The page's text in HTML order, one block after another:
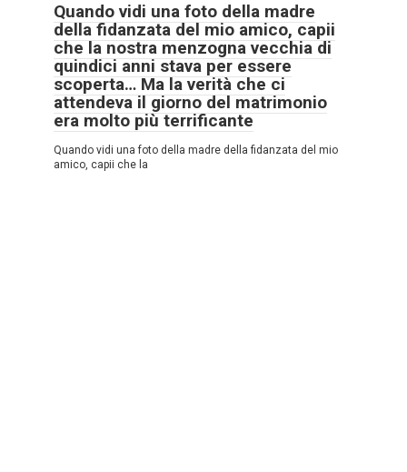
Quando vidi una foto della madre
della fidanzata del mio amico, capii
che la nostra menzogna vecchia di
quindici anni stava per essere
scoperta… Ma la verità che ci
attendeva il giorno del matrimonio
era molto più terrificante
Quando vidi una foto della madre della fidanzata del mio
amico, capii che la